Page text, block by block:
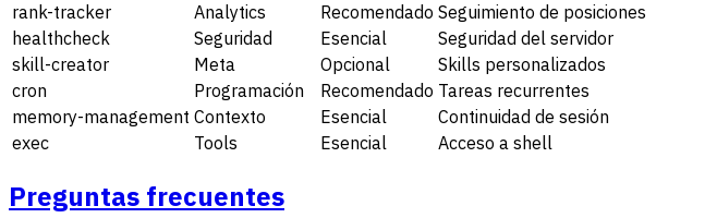
rank-tracker
Analytics Recomendado Seguimiento de posiciones
healthcheck
Seguridad Esencial
Seguridad del servidor
skill-creator
Meta Opcional
Skills personalizados
cron
Programación Recomendado Tareas recurrentes
memory-management Contexto Esencial
Continuidad de sesión
exec
Tools Esencial Acceso a shell
Preguntas frecuentes